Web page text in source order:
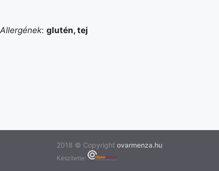
Allergének: glutén, tej
2018 © Copyright ovarmenza.hu
Készítette: